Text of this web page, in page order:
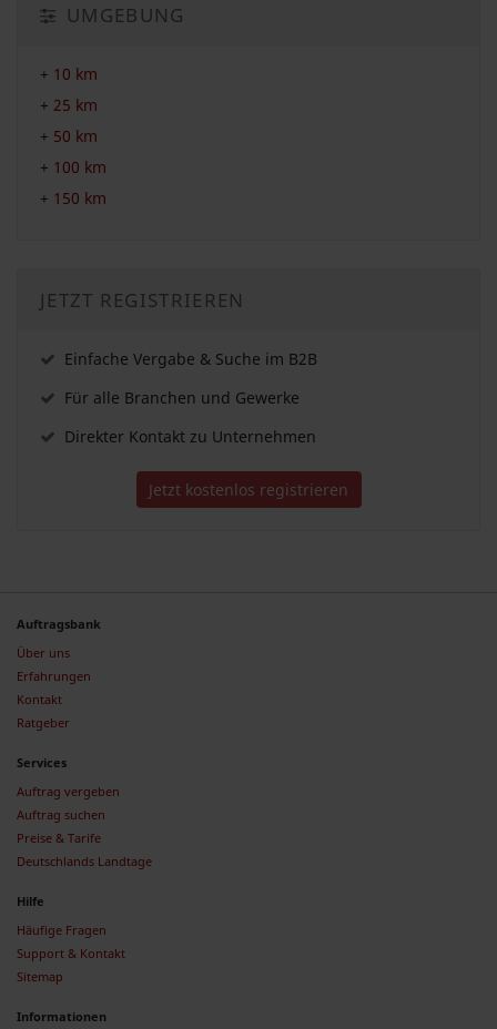
UMGEBUNG
+ 10 km
+ 25 km
+ 50 km
+ 100 km
+ 150 km
JETZT REGISTRIEREN
Einfache Vergabe & Suche im B2B
Für alle Branchen und Gewerke
Direkter Kontakt zu Unternehmen
Jetzt kostenlos registrieren
Auftragsbank
Über uns
Erfahrungen
Kontakt
Ratgeber
Services
Auftrag vergeben
Auftrag suchen
Preise & Tarife
Deutschlands Landtage
Hilfe
Häufige Fragen
Support & Kontakt
Sitemap
Informationen